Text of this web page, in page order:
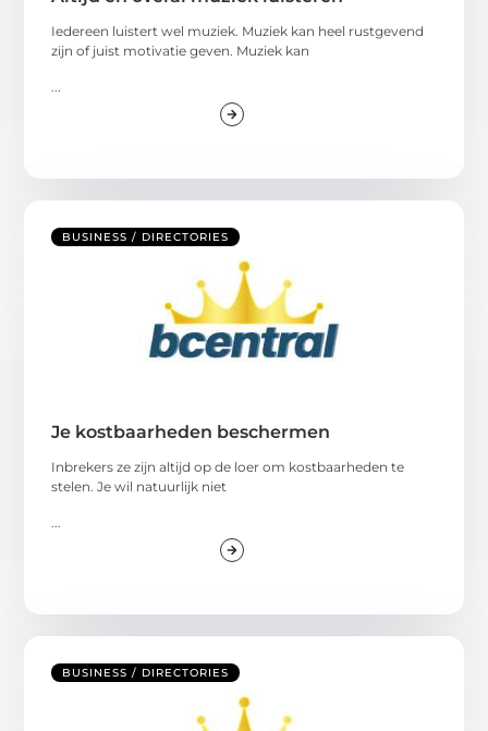
Iedereen luistert wel muziek. Muziek kan heel rustgevend
zijn of juist motivatie geven. Muziek kan
BUSINESS / DIRECTORIES
Je kostbaarheden beschermen
Inbrekers ze zijn altijd op de loer om kostbaarheden te
stelen. Je wil natuurlijk niet
BUSINESS / DIRECTORIES